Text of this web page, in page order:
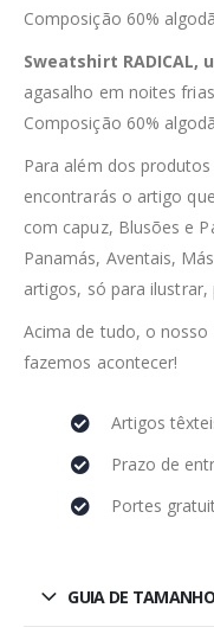
Composição 60%
Sweatshirt RADICAL,
agasalho em noites
Composição 60%
Para além dos
encontrarás o artigo
com capuz, Blusões e
Panamás, Aventais,
artigos, só para ilustrar,
Acima de tudo, o
fazemos acontecer!
Artigos
Prazo de
Portes
GUIA DE